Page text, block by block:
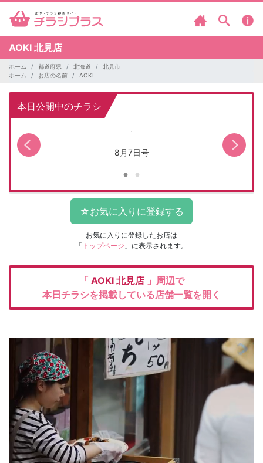
AOKI 北見店
ホーム 都道府県 北海道
北見市
ホーム
お店の名前 AOKI
本日公開中のチラシ
8月7日号
お気に入りに登録したお店は
「 トップページ 」に表示されます。
「 AOKI 北見店 」周辺で
本日チラシを掲載している店舗一覧を開く